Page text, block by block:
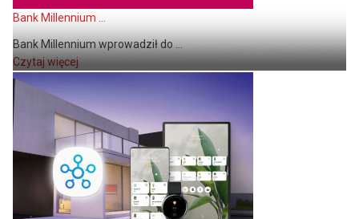
Bank Millennium ...
Bank Millennium wprowadził do ...
Czytaj więcej